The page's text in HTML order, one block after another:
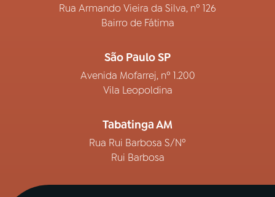
Rua Armando Vieira da Silva, nº 126
Bairro de Fátima
São Paulo SP
Avenida Mofarrej, nº 1.200
Vila Leopoldina
Tabatinga AM
Rua Rui Barbosa S/Nº
Rui Barbosa